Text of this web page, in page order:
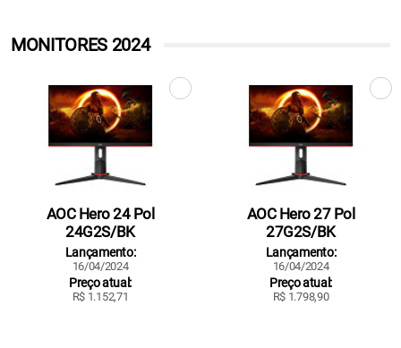
MONITORES 2024
AOC Hero 24 Pol
24G2S/BK
Lançamento:
16/04/2024
Preço atual:
R$ 1.152,71
AOC Hero 27 Pol
27G2S/BK
Lançamento:
16/04/2024
Preço atual:
R$ 1.798,90